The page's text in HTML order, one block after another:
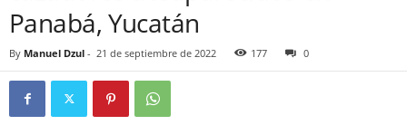
Panabá, Yucatán
By Manuel Dzul - 21 de septiembre de 2022 177 0